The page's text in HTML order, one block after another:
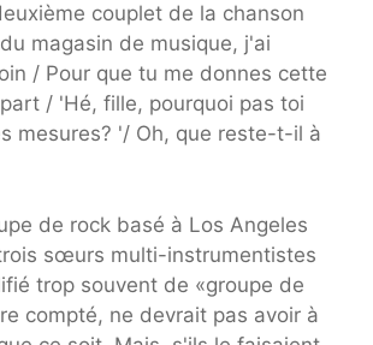
couplet de la chanson
magasin de musique, j'ai
/ Pour que tu me donnes cette
/ 'Hé, fille, pourquoi pas toi
mesures? '/ Oh, que reste-t-il à
de rock basé à Los Angeles
sœurs multi-instrumentistes
trop souvent de «groupe de
compté, ne devrait pas avoir à